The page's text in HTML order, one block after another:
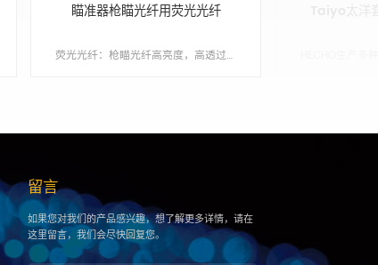
瞄准器枪瞄光纤用荧光光纤
荧光光纤：枪瞄光纤高亮度，高透过率，应用于工业，照明，医疗，传感，快瞄等领域 Min order:1 ShippingPort:Nanjing Original Region:Japan Lead Time:1 - 3 天
留言
如果您对我们的产品感兴趣，想了解更多详情，请在
这里留言，我们会尽快回复您。